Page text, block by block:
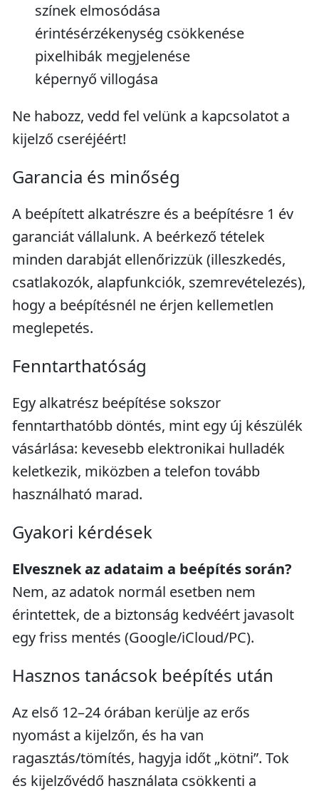
színek elmosódása
érintésérzékenység csökkenése
pixelhibák megjelenése
képernyő villogása
Ne habozz, vedd fel velünk a kapcsolatot a
kijelző cseréjéért!
Garancia és minőség
A beépített alkatrészre és a beépítésre 1 év
garanciát vállalunk. A beérkező tételek
minden darabját ellenőrizzük (illeszkedés,
csatlakozók, alapfunkciók, szemrevételezés),
hogy a beépítésnél ne érjen kellemetlen
meglepetés.
Fenntarthatóság
Egy alkatrész beépítése sokszor
fenntarthatóbb döntés, mint egy új készülék
vásárlása: kevesebb elektronikai hulladék
keletkezik, miközben a telefon tovább
használható marad.
Gyakori kérdések
Elvesznek az adataim a beépítés során?
Nem, az adatok normál esetben nem
érintettek, de a biztonság kedvéért javasolt
egy friss mentés (Google/iCloud/PC).
Hasznos tanácsok beépítés után
Az első 12–24 órában kerülje az erős
nyomást a kijelzőn, és ha van
ragasztás/tömítés, hagyja időt „kötni”. Tok
és kijelzővédő használata csökkenti a